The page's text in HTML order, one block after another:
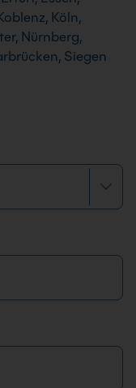
Köln,
Nürnberg,
Siegen